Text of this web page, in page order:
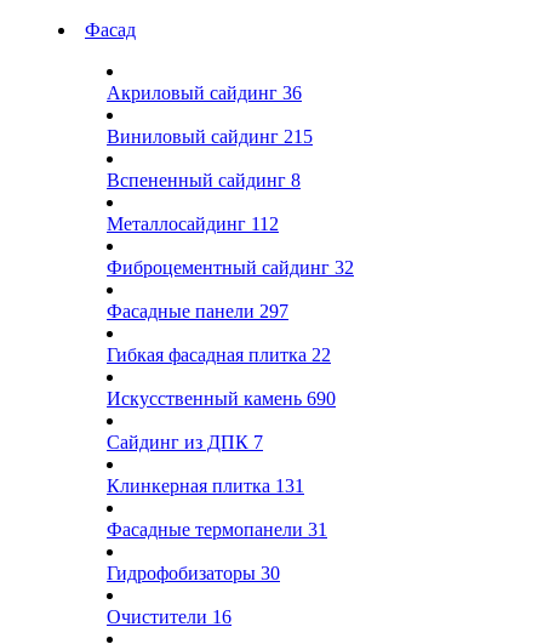
Фасад
Акриловый сайдинг 36
Виниловый сайдинг 215
Вспененный сайдинг 8
Металлосайдинг 112
Фиброцементный сайдинг 32
Фасадные панели 297
Гибкая фасадная плитка 22
Искусственный камень 690
Сайдинг из ДПК 7
Клинкерная плитка 131
Фасадные термопанели 31
Гидрофобизаторы 30
Очистители 16